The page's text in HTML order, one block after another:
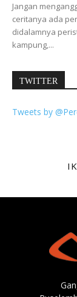
Jangan
ceritanya ada
didalamnya
kampung,...
TWITTER
Tweets by